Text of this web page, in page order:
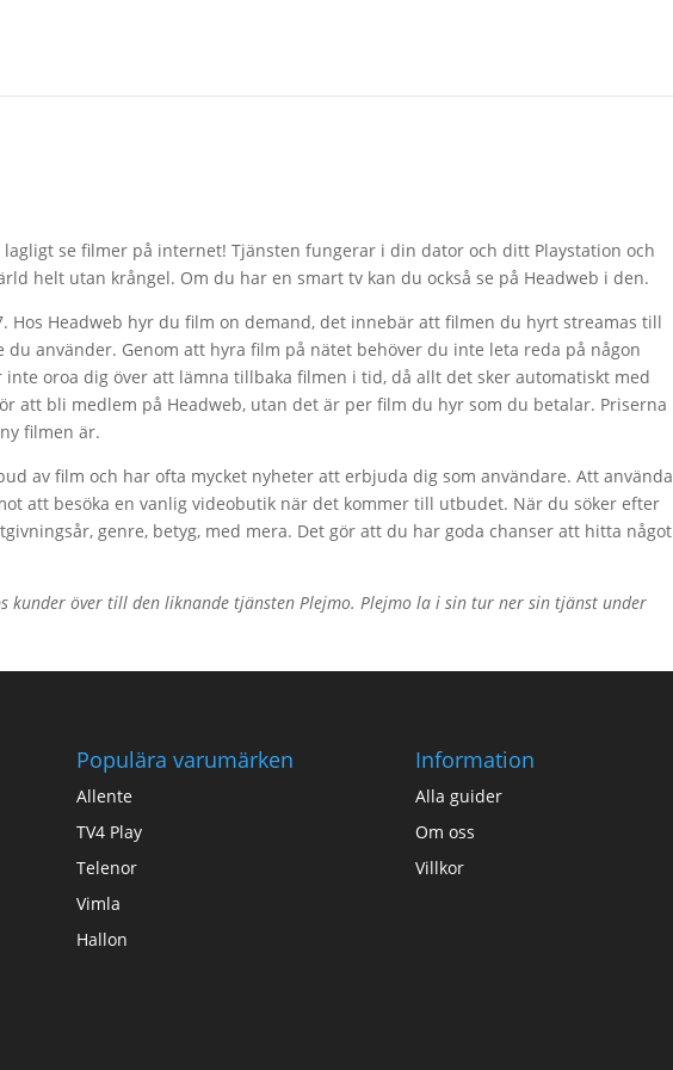
se filmer på internet! Tjänsten fungerar i din dator och ditt Playstation och
helt utan krångel. Om du har en smart tv kan du också se på Headweb i den.
Hos Headweb hyr du film on demand, det innebär att filmen du hyrt streamas till
använder. Genom att hyra film på nätet behöver du inte leta reda på någon
oroa dig över att lämna tillbaka filmen i tid, då allt det sker automatiskt med
att bli medlem på Headweb, utan det är per film du hyr som du betalar. Priserna
filmen är.
av film och har ofta mycket nyheter att erbjuda dig som användare. Att använda
att besöka en vanlig videobutik när det kommer till utbudet. När du söker efter
genre, betyg, med mera. Det gör att du har goda chanser att hitta något
kunder över till den liknande tjänsten Plejmo. Plejmo la i sin tur ner sin tjänst under
Populära varumärken
Allente
TV4 Play
Telenor
Vimla
Hallon
Information
Alla guider
Om oss
Villkor